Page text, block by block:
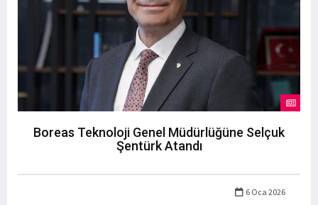
Boreas Teknoloji Genel Müdürlüğüne Selçuk
Şentürk Atandı
6 Oca 2026